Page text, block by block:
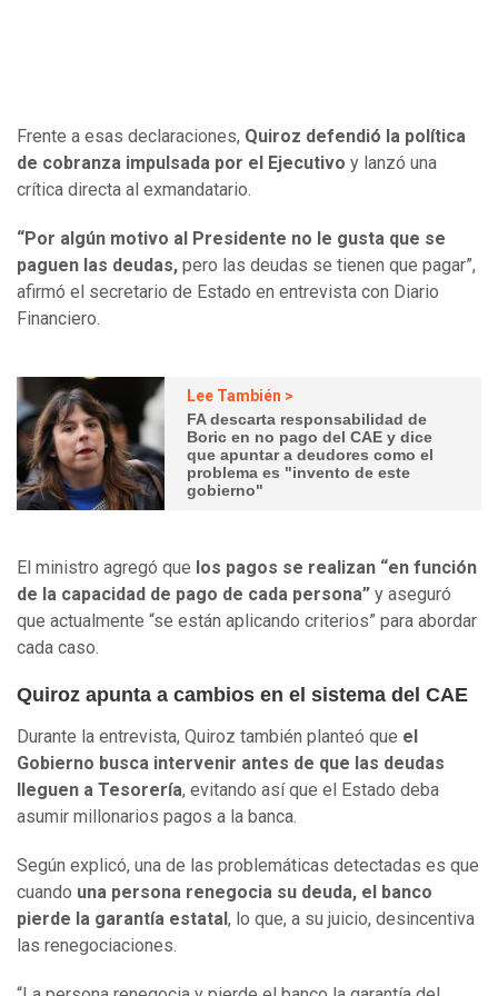
Frente a esas declaraciones, Quiroz defendió la política
de cobranza impulsada por el Ejecutivo y lanzó una
crítica directa al exmandatario.
“Por algún motivo al Presidente no le gusta que se
paguen las deudas, pero las deudas se tienen que pagar”,
afirmó el secretario de Estado en entrevista con Diario
Financiero.
Lee También >
FA descarta responsabilidad de
Boric en no pago del CAE y dice
que apuntar a deudores como el
problema es "invento de este
gobierno"
El ministro agregó que los pagos se realizan “en función
de la capacidad de pago de cada persona” y aseguró
que actualmente “se están aplicando criterios” para abordar
cada caso.
Quiroz apunta a cambios en el sistema del CAE
Durante la entrevista, Quiroz también planteó que el
Gobierno busca intervenir antes de que las deudas
lleguen a Tesorería, evitando así que el Estado deba
asumir millonarios pagos a la banca.
Según explicó, una de las problemáticas detectadas es que
cuando una persona renegocia su deuda, el banco
pierde la garantía estatal, lo que, a su juicio, desincentiva
las renegociaciones.